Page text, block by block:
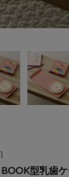
BOOK型乳歯